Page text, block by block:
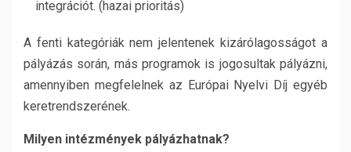
integrációt. (hazai prioritás)
A fenti kategóriák nem jelentenek kizárólagosságot a
pályázás során, más programok is jogosultak pályázni,
amennyiben megfelelnek az Európai Nyelvi Díj egyéb
keretrendszerének.
Milyen intézmények pályázhatnak?